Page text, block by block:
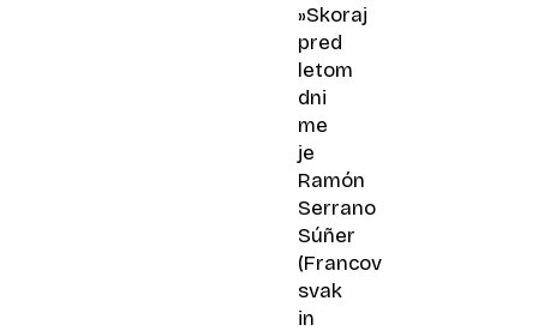
»Skoraj
pred
letom
dni
me
je
Ramón
Serrano
Súñer
(Francov
svak
in